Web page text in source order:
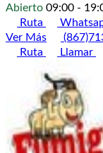
Abierto 09:00 -
Ruta
Ver Más
Ruta
Llamar